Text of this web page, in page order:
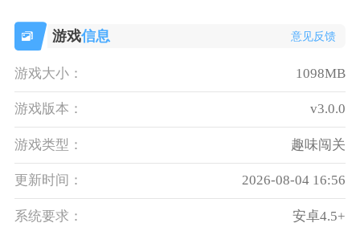
游戏信息 意见反馈
游戏大小： 1098MB
游戏版本： v3.0.0
游戏类型： 趣味闯关
更新时间： 2026-08-04 16:56
系统要求： 安卓4.5+